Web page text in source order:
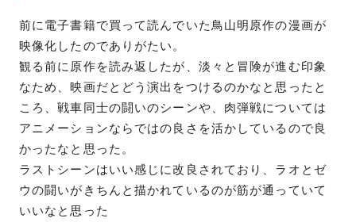
前に電子書籍で買って読んでいた鳥山明原作の漫画が
映像化したのでありがたい。
観る前に原作を読み返したが、淡々と冒険が進む印象
なため、映画だとどう演出をつけるのかなと思ったと
ころ、戦車同士の闘いのシーンや、肉弾戦については
アニメーションならではの良さを活かしているので良
かったなと思った。
ラストシーンはいい感じに改良されており、ラオとゼ
ウの闘いがきちんと描かれているのが筋が通っていて
いいなと思った